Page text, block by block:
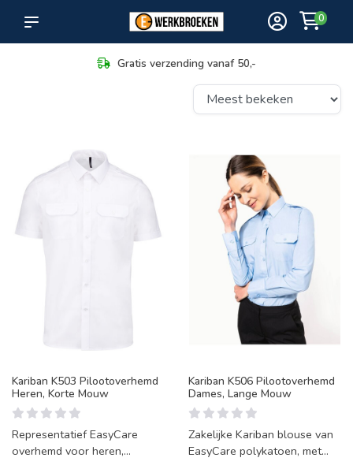
0
Gratis verzending vanaf 50,-
Kariban K503 Pilootoverhemd
Heren, Korte Mouw
Representatief EasyCare
overhemd voor heren,
Kariban K506 Pilootoverhemd
Dames, Lange Mouw
Zakelijke Kariban blouse van
EasyCare polykatoen, met